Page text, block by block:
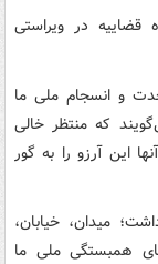
قضاییه در ویراستی
و انسجام ملی ما
که منتظر خالی
این آرزو را به گور
میدان، خیابان،
همبستگی ملی ما